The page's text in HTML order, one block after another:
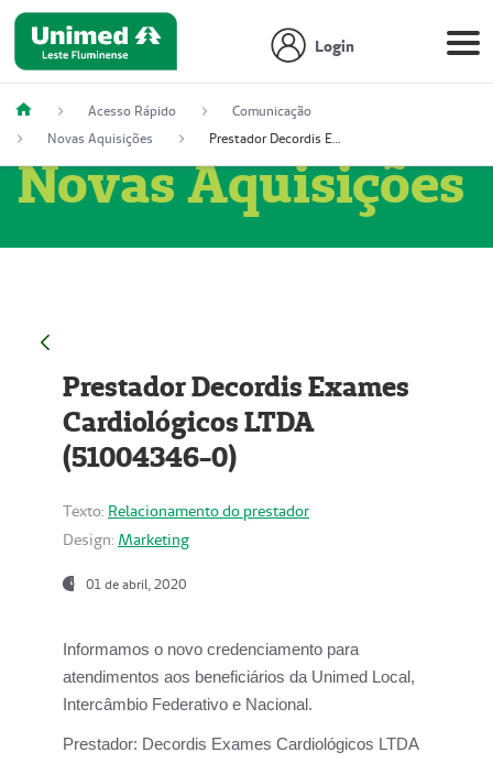
Login
Acesso Rápido
Comunicação
Novas Aquisições
Prestador Decordis Exames Cardiológicos LTDA (51004346-0)
Novas Aquisições
Prestador Decordis Exames
Cardiológicos LTDA
(51004346-0)
Texto: Relacionamento do prestador
Design: Marketing
01 de abril, 2020
Informamos o novo credenciamento para
atendimentos aos beneficiários da Unimed Local,
Intercâmbio Federativo e Nacional.
Prestador: Decordis Exames Cardiológicos LTDA